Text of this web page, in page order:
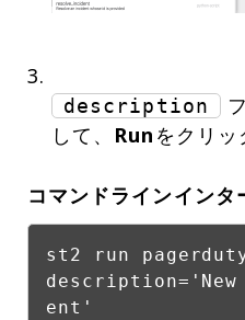
description
して、 Run をクリッ
コマンドラインイン
st2 run
ent'